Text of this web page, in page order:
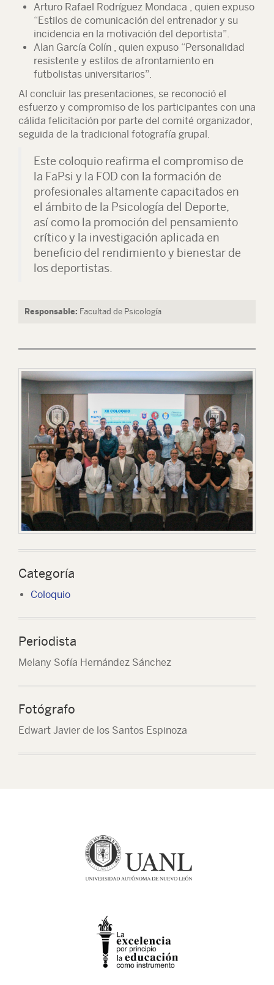
Arturo Rafael Rodríguez Mondaca , quien expuso
“Estilos de comunicación del entrenador y su
incidencia en la motivación del deportista”.
Alan García Colín , quien expuso “Personalidad
resistente y estilos de afrontamiento en
futbolistas universitarios”.
Al concluir las presentaciones, se reconoció el
esfuerzo y compromiso de los participantes con una
cálida felicitación por parte del comité organizador,
seguida de la tradicional fotografía grupal.
Este coloquio reafirma el compromiso de
la FaPsi y la FOD con la formación de
profesionales altamente capacitados en
el ámbito de la Psicología del Deporte,
así como la promoción del pensamiento
crítico y la investigación aplicada en
beneficio del rendimiento y bienestar de
los deportistas.
Responsable: Facultad de Psicología
Categoría
Coloquio
Periodista
Melany Sofía Hernández Sánchez
Fotógrafo
Edwart Javier de los Santos Espinoza